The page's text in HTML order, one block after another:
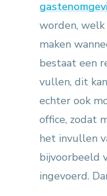
worden,
maken
bestaat een
vullen, dit
echter ook
office, zodat
het invullen
bijvoorbeeld
ingevoerd.